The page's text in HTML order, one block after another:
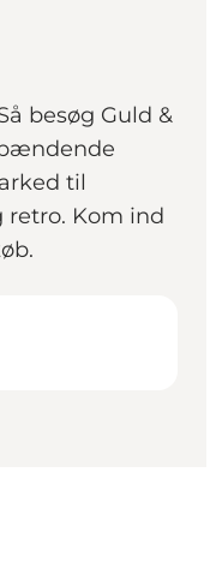
besøg Guld &
til
Kom ind